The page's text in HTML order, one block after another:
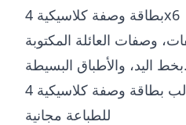
بطاقة وصفة كلاسيكية 4x6
وصفات العائلة المكتوبة
بخط اليد، والأطباق البسيطة.
قم بتنزيل قالب بطاقة وصفة كلاسيكية 4x6 قابلة
للطباعة مجانية